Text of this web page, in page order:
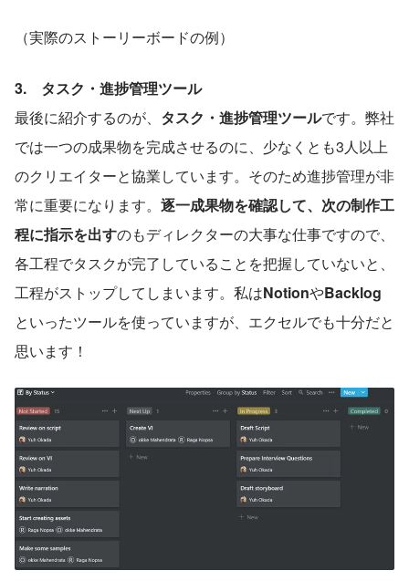
（実際のストーリーボードの例）
3.　タスク・進捗管理ツール
最後に紹介するのが、 タスク・進捗管理ツールです。弊社
では一つの成果物を完成させるのに、少なくとも3人以上
のクリエイターと協業しています。そのため進捗管理が非
常に重要になります。 逐一成果物を確認して、次の制作工
程に指示を出すのもディレクターの大事な仕事ですので、
各工程でタスクが完了していることを把握していないと、
工程がストップしてしまいます。私はNotionやBacklog
といったツールを使っていますが、エクセルでも十分だと
思います！